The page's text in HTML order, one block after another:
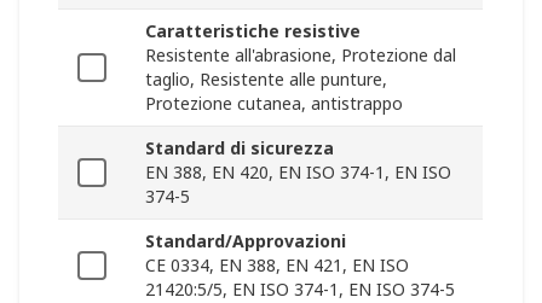
Caratteristiche resistive
Resistente all'abrasione, Protezione dal
taglio, Resistente alle punture,
Protezione cutanea, antistrappo
Standard di sicurezza
EN 388, EN 420, EN ISO 374-1, EN ISO
374-5
Standard/Approvazioni
CE 0334, EN 388, EN 421, EN ISO
21420:5/5, EN ISO 374-1, EN ISO 374-5